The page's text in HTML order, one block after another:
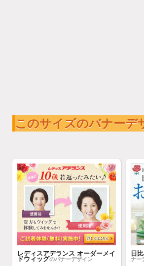
このサイズのバナーデ
レディスアデランス オーダーメイ
ドウィッグのバナーデザイン
日
ナー